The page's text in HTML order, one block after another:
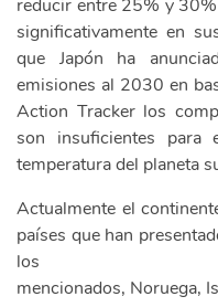
reducir entre 25% y
significativamente en
que Japón ha
emisiones al 2030 en
Action Tracker los
son insuficientes
temperatura del planeta
Actualmente el
países que han
los
mencionados, Noruega,